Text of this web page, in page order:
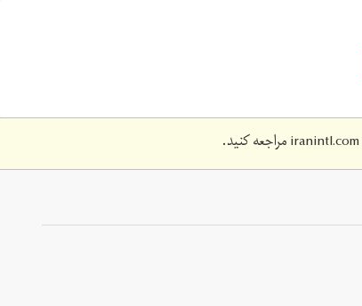
iranintl.comمراجعه کنید.